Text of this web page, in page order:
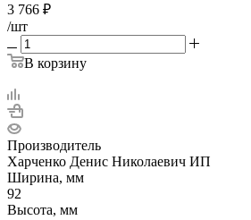
3 766 ₽
/шт
В корзину
Производитель
Харченко Денис Николаевич ИП
Ширина, мм
92
Высота, мм